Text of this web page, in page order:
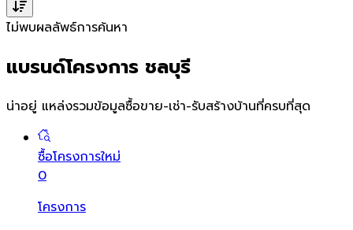
ไม่พบผลลัพธ์การค้นหา
แบรนด์โครงการ ชลบุรี
น่าอยู่ แหล่งรวมข้อมูลซื้อขาย-เช่า-รับสร้างบ้านที่ครบที่สุด
ซื้อโครงการใหม่
0
โครงการ